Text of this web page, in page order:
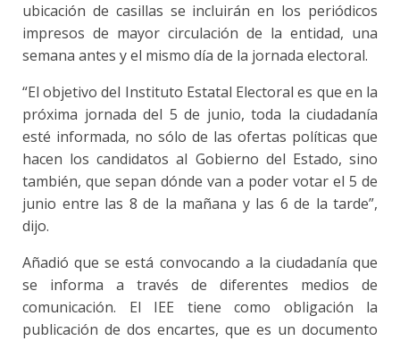
ubicación de casillas se incluirán en los periódicos
impresos de mayor circulación de la entidad, una
semana antes y el mismo día de la jornada electoral.
“El objetivo del Instituto Estatal Electoral es que en la
próxima jornada del 5 de junio, toda la ciudadanía
esté informada, no sólo de las ofertas políticas que
hacen los candidatos al Gobierno del Estado, sino
también, que sepan dónde van a poder votar el 5 de
junio entre las 8 de la mañana y las 6 de la tarde”,
dijo.
Añadió que se está convocando a la ciudadanía que
se informa a través de diferentes medios de
comunicación. El IEE tiene como obligación la
publicación de dos encartes, que es un documento